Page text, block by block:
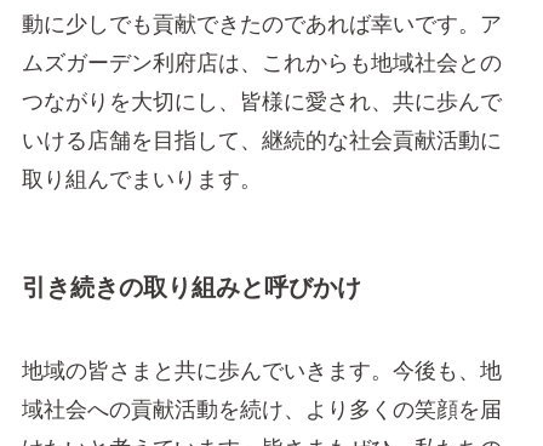
動に少しでも貢献できたのであれば幸いです。ア
ムズガーデン利府店は、これからも地域社会との
つながりを大切にし、皆様に愛され、共に歩んで
いける店舗を目指して、継続的な社会貢献活動に
取り組んでまいります。
引き続きの取り組みと呼びかけ
地域の皆さまと共に歩んでいきます。今後も、地
域社会への貢献活動を続け、より多くの笑顔を届